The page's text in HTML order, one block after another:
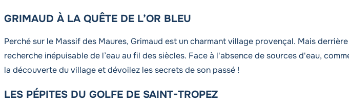
GRIMAUD À LA QUÊTE DE L’OR BLEU
Perché sur le Massif des Maures, Grimaud est un charmant village provençal. Mais
recherche inépuisable de l’eau au fil des siècles. Face à l'absence de sources d'eau,
la découverte du village et dévoilez les secrets de son passé !
LES PÉPITES DU GOLFE DE SAINT-TROPEZ